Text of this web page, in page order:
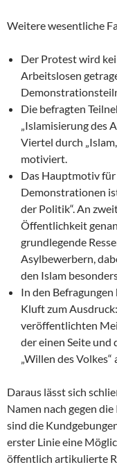
Weitere wesentliche
Der Protest wird
Arbeitslosen
Die befragten
„Islamisierung des
Viertel durch
motiviert.
Das Hauptmotiv für
Demonstrationen
der Politik“. An
Öffentlichkeit
grundlegende
Asylbewerbern,
den Islam
In den
Kluft zum
veröffentlichten
der einen Seite und
„Willen des
Daraus lässt sich
Namen nach gegen
sind die
erster Linie eine
öffentlich artikulierte